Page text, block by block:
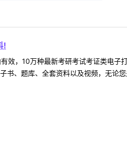
!
效，10万种最新考研考试考证类电
书、题库、全套资料以及视频，无论